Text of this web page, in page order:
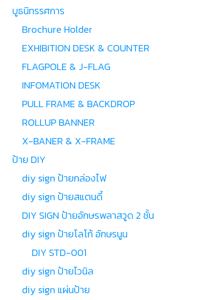
บูธนิทรรศการ
Brochure Holder
EXHIBITION DESK & COUNTER
FLAGPOLE & J-FLAG
INFOMATION DESK
PULL FRAME & BACKDROP
ROLLUP BANNER
X-BANER & X-FRAME
ป้าย DIY
diy sign ป้ายกล่องไฟ
diy sign ป้ายสแตนดี้
DIY SIGN ป้ายอักษรพลาสวูด 2 ชั้น
diy sign ป้ายโลโก้ อักษรนูน
DIY STD-001
diy sign ป้ายไวนิล
diy sign แผ่นป้าย